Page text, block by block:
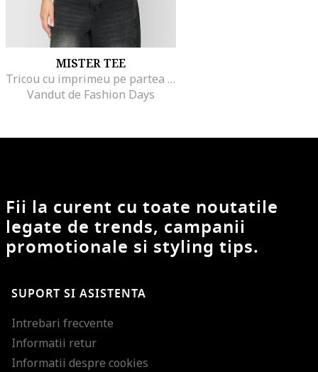
MISTER TEE
Tricou cu imprimeu pe partea din spate si decolteu la baza gatului, Alb/Negru/Albastru
Vandut de Fashion Days
Fii la curent cu toate noutatile
legate de trends, campanii
promotionale si styling tips.
SUPORT SI ASISTENTA
Intrebari frecvente
Informatii retur
Informatii despre cookies